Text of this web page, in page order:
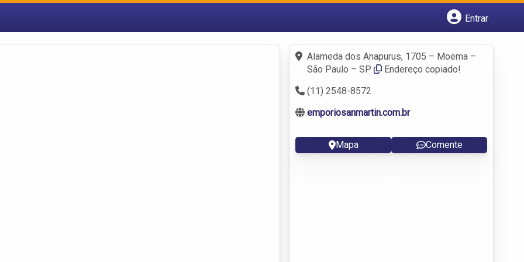
Entrar
Fazer login
Criar conta
Alameda dos Anapurus, 1705 – Moema –
São Paulo – SP
Endereço copiado!
(11) 2548-8572
emporiosanmartin.com.br
Mapa Comente